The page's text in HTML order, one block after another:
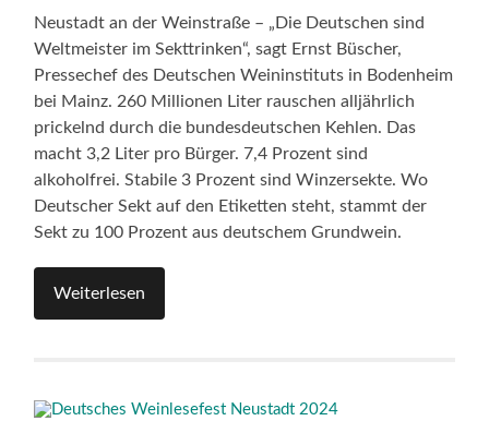
Neustadt an der Weinstraße – „Die Deutschen sind
Weltmeister im Sekttrinken“, sagt Ernst Büscher,
Pressechef des Deutschen Weininstituts in Bodenheim
bei Mainz. 260 Millionen Liter rauschen alljährlich
prickelnd durch die bundesdeutschen Kehlen. Das
macht 3,2 Liter pro Bürger. 7,4 Prozent sind
alkoholfrei. Stabile 3 Prozent sind Winzersekte. Wo
Deutscher Sekt auf den Etiketten steht, stammt der
Sekt zu 100 Prozent aus deutschem Grundwein.
Weiterlesen